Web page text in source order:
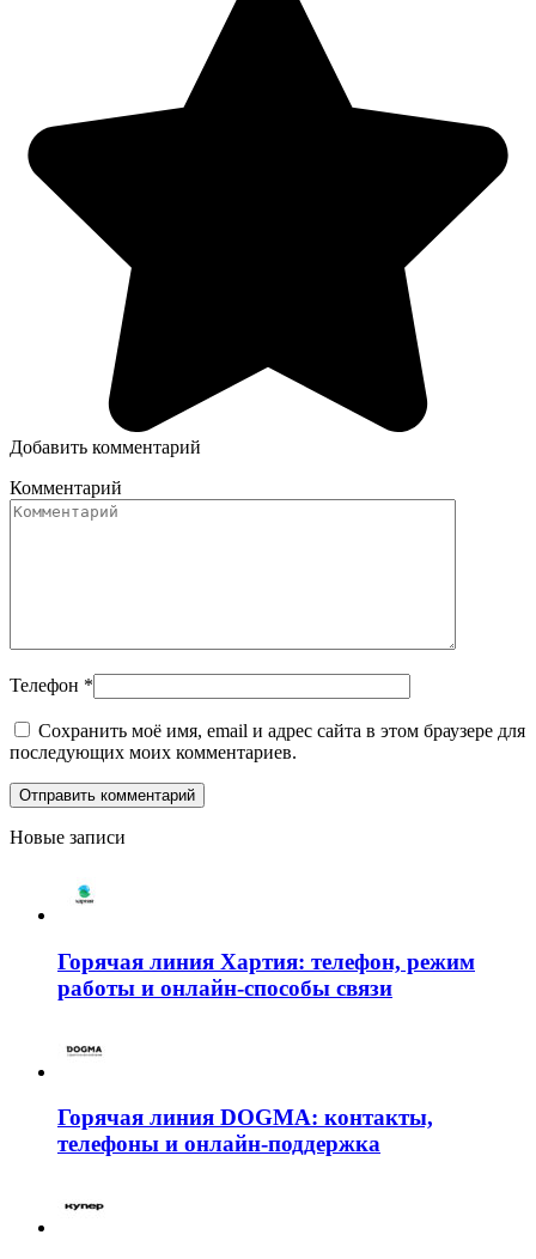
Добавить комментарий
Комментарий
Телефон *
Сохранить моё имя, email и адрес сайта в этом браузере для
последующих моих комментариев.
Новые записи
Горячая линия Хартия: телефон, режим
работы и онлайн-способы связи
Горячая линия DOGMA: контакты,
телефоны и онлайн-поддержка